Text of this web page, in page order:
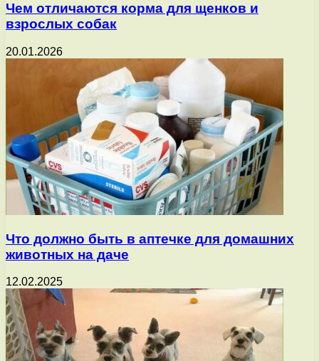
Чем отличаются корма для щенков и
взрослых собак
20.01.2026
Что должно быть в аптечке для домашних
животных на даче
12.02.2025